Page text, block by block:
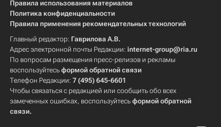
Правила использования материалов
Политика конфиденциальности
Правила применения рекомендательных технологий
Главный редактор: Гаврилова А.В.
Адрес электронной почты Редакции: internet-group@ria.ru
По вопросам размещения пресс-релизов и рекламы
воспользуйтесьформой обратной связи
Телефон Редакции: 7 (495) 645-6601
Чтобы связаться с редакцией или сообщить обо всех
замеченных ошибках, воспользуйтесьформой обратной
связи.